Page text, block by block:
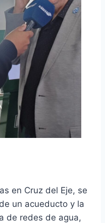
en Cruz del Eje, se
un acueducto y la
de redes de agua,